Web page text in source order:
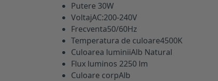
Putere 30W
VoltajAC:200-240V
Frecventa50/60Hz
Temperatura de culoare4500K
Culoarea luminiiAlb Natural
Flux luminos 2250 lm
Culoare corpAlb